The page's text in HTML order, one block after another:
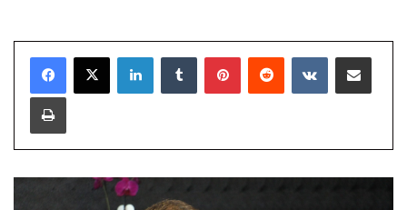
LinkedInTumblr PinterestReddit VKontakteE-Posta ile paylaş
Yazdır